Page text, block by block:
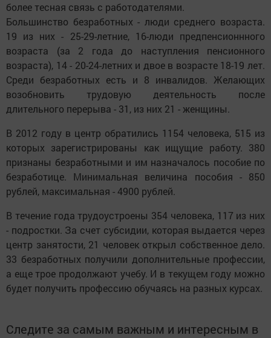
более тесная связь с работодателями.
Большинство безработных - люди среднего возраста.
19 из них - 25-29-летние, 16-люди предпенсионнного
возраста (за 2 года до наступления пенсионного
возраста), 14 - 20-24-летних и двое в возрасте 18-19 лет.
Среди безработных есть и 8 инвалидов. Желающих
возобновить трудовую деятельность после
длительного перерыва - 31, из них 21 - женщины.
В 2012 году в центр обратились 1154 человека, 515 из
которых зарегистрированы как ищущие работу. 380
признаны безработными и им назначалось пособие по
безработице. Минимальная величина пособия - 850
рублей, максимальная - 4900 рублей.
В течение года трудоустроены 354 человека, 117 из них
- подростки. За счет субсидии, которая выдается через
центр занятости, 21 человек открыл собственное дело.
33 безработных получили дополнительные профессии,
а еще трое продолжают учебу. И в текущем году можно
будет получить профессию обучаясь на разных курсах.
Следите за самым важным и интересным в